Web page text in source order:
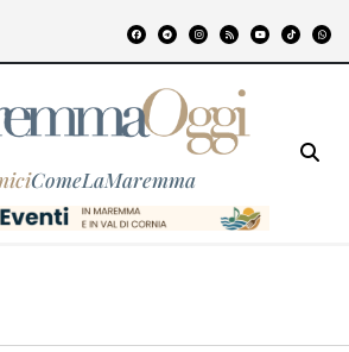
ComeLaMaremma